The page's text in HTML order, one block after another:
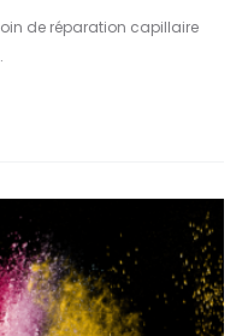
de réparation capillaire